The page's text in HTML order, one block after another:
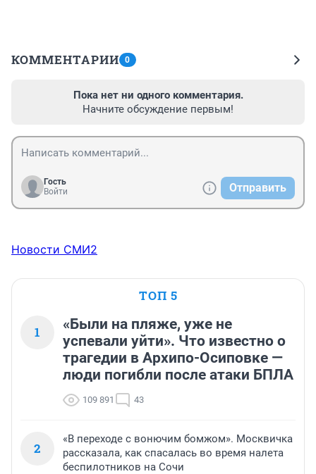
КОММЕНТАРИИ 0
Пока нет ни одного комментария.
Начните обсуждение первым!
Гость
Войти
Отправить
Новости СМИ2
ТОП 5
1
«Были на пляже, уже не
успевали уйти». Что известно о
трагедии в Архипо-Осиповке —
люди погибли после атаки БПЛА
109 891 43
2
«В переходе с вонючим бомжом». Москвичка
рассказала, как спасалась во время налета
беспилотников на Сочи